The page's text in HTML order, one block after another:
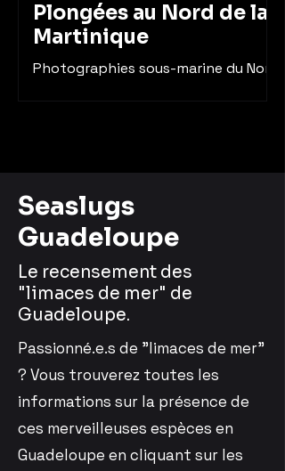
Plongées au Nord de la
Martinique
Photographies sous-marine du Nord
Seaslugs
Guadeloupe
Le recensement des
"limaces de mer" de
Guadeloupe.
Passionné.e.s de "limaces de mer"
? Vous trouverez toutes les
informations sur la présence de
ces merveilleuses espèces en
Guadeloupe en cliquant sur les